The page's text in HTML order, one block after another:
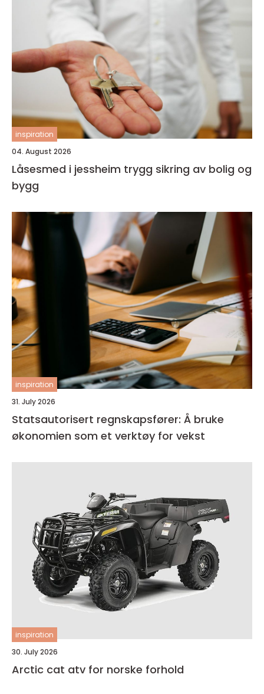
inspiration
04. August 2026
Låsesmed i jessheim trygg sikring av bolig og
bygg
inspiration
31. July 2026
Statsautorisert regnskapsfører: Å bruke
økonomien som et verktøy for vekst
inspiration
30. July 2026
Arctic cat atv for norske forhold